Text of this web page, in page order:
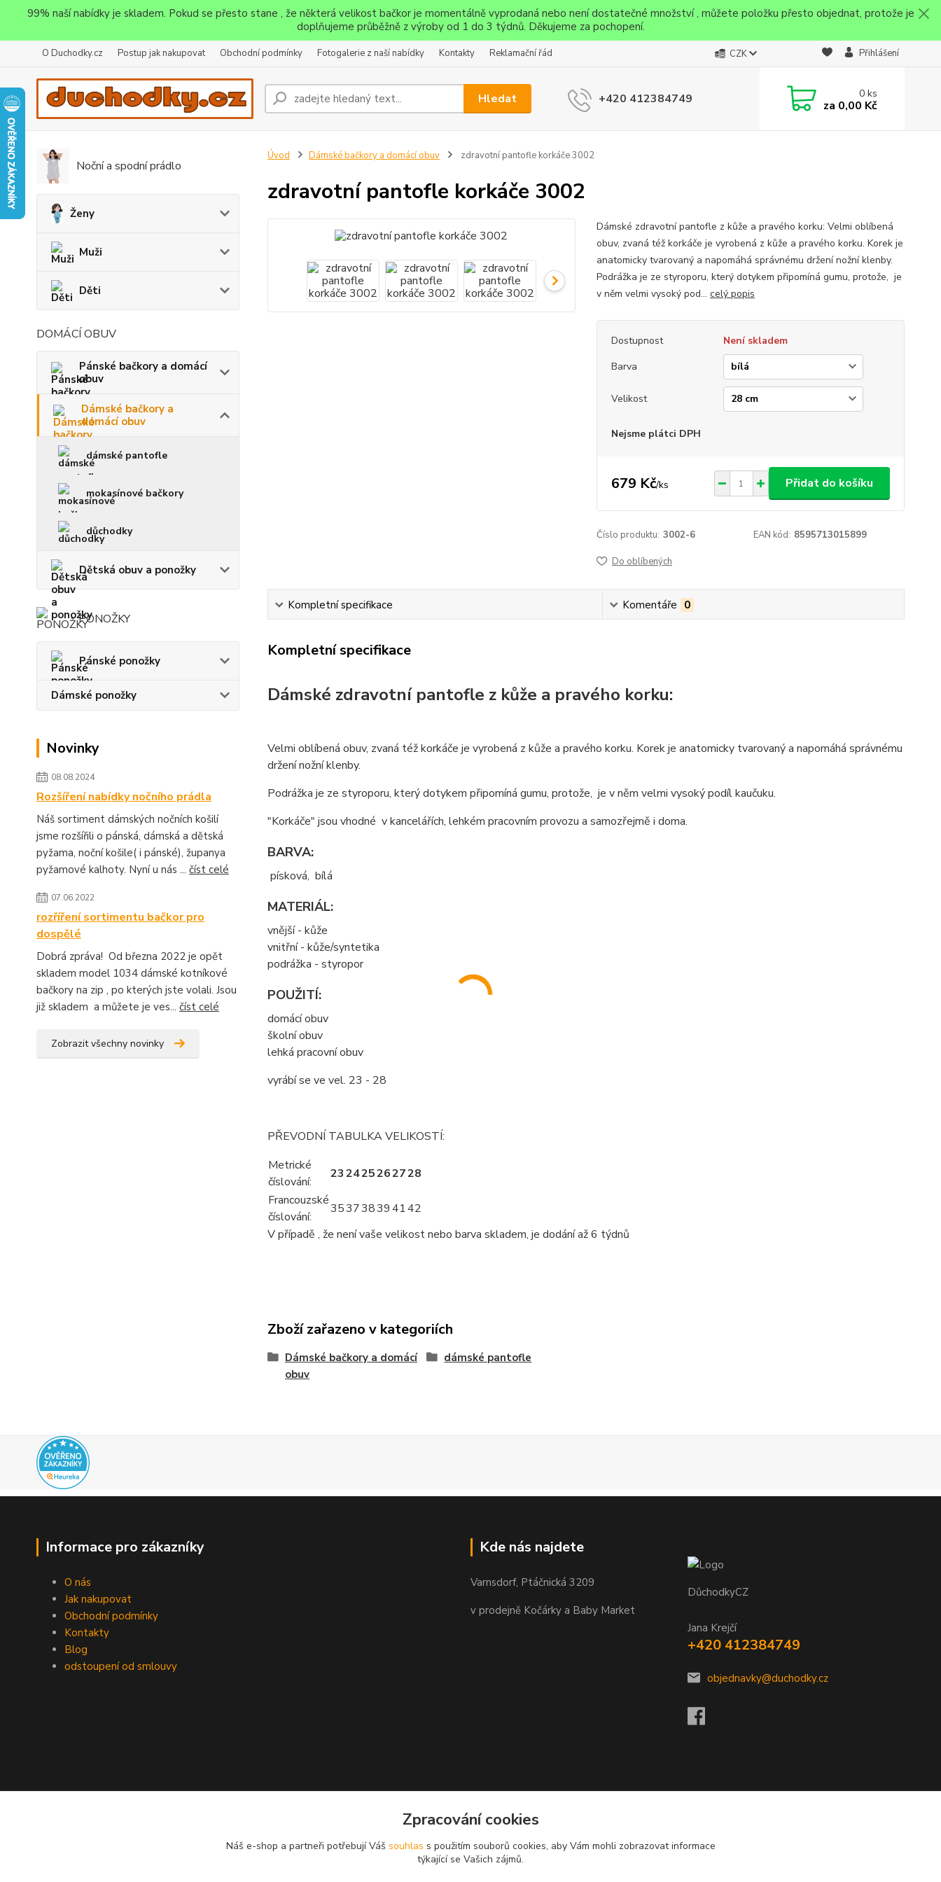
99% naší nabídky je skladem. Pokud se přesto stane , že některá velikost bačkor je momentálně vyprodaná nebo není dostatečné množství , můžete položku přesto objednat, protože je
doplňujeme průběžně z výroby od 1 do 3 týdnů. Děkujeme za pochopení.
O Duchodky.cz Postup jak nakupovat Obchodní podmínky Fotogalerie z naší nabídky Kontakty Reklamační řád CZK Přihlášení
Hledat +420 412384749 0ks
za 0,00 Kč
Noční a spodní prádlo
Ženy
Muži
Děti
DOMÁCÍ OBUV
Pánské bačkory a domácí
obuv
Dámské bačkory a
domácí obuv
dámské pantofle
mokasínové bačkory
důchodky
Dětská obuv a ponožky
PONOŽKY
Pánské ponožky
Dámské ponožky
Novinky
08.08.2024
Rozšíření nabídky nočního prádla
Náš sortiment dámských nočních košilí
jsme rozšířili o pánská, dámská a dětská
pyžama, noční košile( i pánské), županya
pyžamové kalhoty. Nyní u nás ... číst celé
07.06.2022
rozříření sortimentu bačkor pro
dospělé
Dobrá zpráva! Od března 2022 je opět
skladem model 1034 dámské kotníkové
bačkory na zip , po kterých jste volali. Jsou
již skladem a můžete je ves... číst celé
Zobrazit všechny novinky
Úvod Dámské bačkory a domácí obuv zdravotní pantofle korkáče 3002
zdravotní pantofle korkáče 3002
Dámské zdravotní pantofle z kůže a pravého korku: Velmi oblíbená
obuv, zvaná též korkáče je vyrobená z kůže a pravého korku. Korek je
anatomicky tvarovaný a napomáhá správnému držení nožní klenby.
Podrážka je ze styroporu, který dotykem připomíná gumu, protože, je
v něm velmi vysoký pod... celý popis
Dostupnost
Není skladem
Barva
Velikost
Nejsme plátci DPH
679 Kč/ks Přidat do košíku
Číslo produktu: 3002-6 EAN kód: 8595713015899
Do oblíbených
Kompletní specifikace Komentáře 0
Kompletní specifikace
Dámské zdravotní pantofle z kůže a pravého korku:
Velmi oblíbená obuv, zvaná též korkáče je vyrobená z kůže a pravého korku. Korek je anatomicky tvarovaný a napomáhá správnému
držení nožní klenby.
Podrážka je ze styroporu, který dotykem připomíná gumu, protože, je v něm velmi vysoký podíl kaučuku.
"Korkáče" jsou vhodné v kancelářích, lehkém pracovním provozu a samozřejmě i doma.
BARVA:
písková, bílá
MATERIÁL:
vnější - kůže
vnitřní - kůže/syntetika
podrážka - styropor
POUŽITÍ:
domácí obuv
školní obuv
lehká pracovní obuv
vyrábí se ve vel. 23 - 28
PŘEVODNÍ TABULKA VELIKOSTÍ:
Metrické
číslování:
232425262728
Francouzské
číslování:
353738394142
V případě , že není vaše velikost nebo barva skladem, je dodání až 6 týdnů
Zboží zařazeno v kategoriích
Dámské bačkory a domácí
obuv
dámské pantofle
Informace pro zákazníky
O nás
Jak nakupovat
Obchodní podmínky
Kontakty
Blog
odstoupení od smlouvy
Kde nás najdete
Varnsdorf, Ptáčnická 3209
v prodejně Kočárky a Baby Market
DůchodkyCZ
Jana Krejčí
+420 412384749
objednavky@duchodky.cz
Zpracování cookies
Náš e-shop a partneři potřebují Váš souhlas s použitím souborů cookies, aby Vám mohli zobrazovat informace
týkající se Vašich zájmů.